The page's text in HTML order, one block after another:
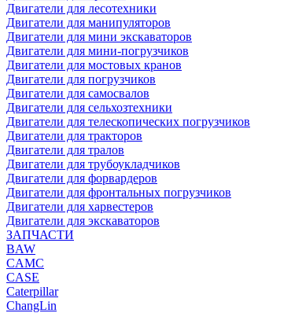
Двигатели для лесотехники
Двигатели для манипуляторов
Двигатели для мини экскаваторов
Двигатели для мини-погрузчиков
Двигатели для мостовых кранов
Двигатели для погрузчиков
Двигатели для самосвалов
Двигатели для сельхозтехники
Двигатели для телескопических погрузчиков
Двигатели для тракторов
Двигатели для тралов
Двигатели для трубоукладчиков
Двигатели для форвардеров
Двигатели для фронтальных погрузчиков
Двигатели для харвестеров
Двигатели для экскаваторов
ЗАПЧАСТИ
BAW
CAMC
CASE
Caterpillar
ChangLin